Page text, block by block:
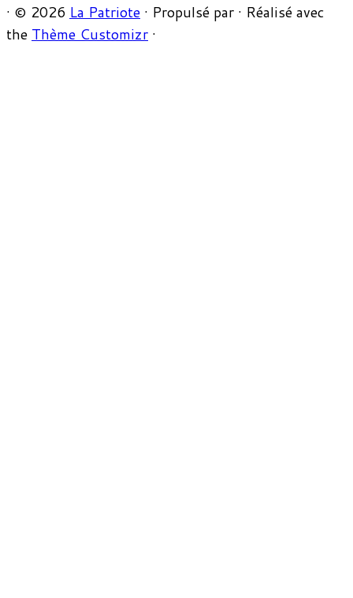
· © 2026 La Patriote · Propulsé par · Réalisé avec
the Thème Customizr ·